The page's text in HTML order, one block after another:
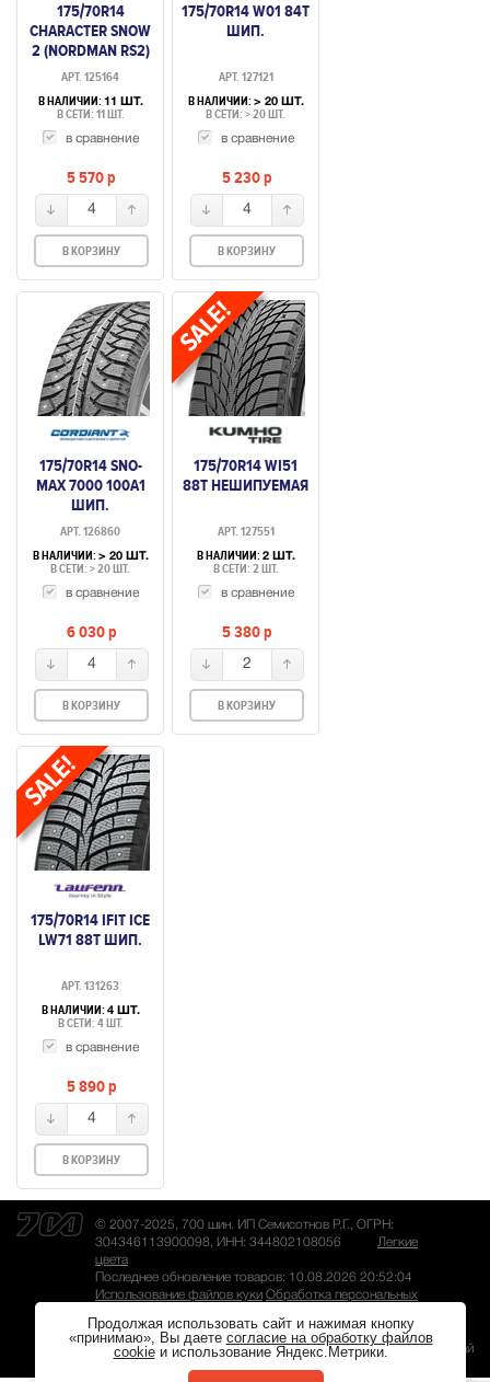
175/70R14
CHARACTER SNOW
2 (NORDMAN RS2)
88R НЕШИПУЕМАЯ
АРТ. 125164
В НАЛИЧИИ: 11 ШТ.
В СЕТИ: 11 ШТ.
в сравнение
5 570p
4
В КОРЗИНУ
175/70R14 W01 84T
ШИП.
АРТ. 127121
В НАЛИЧИИ: > 20 ШТ.
В СЕТИ: > 20 ШТ.
в сравнение
5 230p
4
В КОРЗИНУ
175/70R14 SNO-
MAX 7000 100A1
ШИП.
АРТ. 126860
В НАЛИЧИИ: > 20 ШТ.
В СЕТИ: > 20 ШТ.
в сравнение
6 030p
4
В КОРЗИНУ
175/70R14 WI51
88T НЕШИПУЕМАЯ
АРТ. 127551
В НАЛИЧИИ: 2 ШТ.
В СЕТИ: 2 ШТ.
в сравнение
5 380p
2
В КОРЗИНУ
175/70R14 IFIT ICE
LW71 88T ШИП.
АРТ. 131263
В НАЛИЧИИ: 4 ШТ.
В СЕТИ: 4 ШТ.
в сравнение
5 890p
4
В КОРЗИНУ
© 2007-2025, 700 шин. ИП Семисотнов Р.Г., ОГРН:
304346113900098, ИНН: 344802108056
Легкие
цвета
Последнее обновление товаров: 10.08.2026 20:52:04
Использование файлов куки Обработка персональных
Разработка сайта— Магвай
Продолжая использовать сайт и нажимая кнопку
«принимаю», Вы даете согласие на обработку файлов
cookieи использование Яндекс.Метрики.